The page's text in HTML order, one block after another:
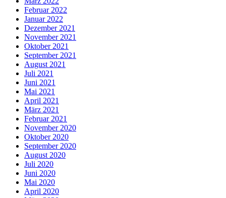
Februar 2022
Januar 2022
Dezember 2021
November 2021
Oktober 2021
September 2021
August 2021
Juli 2021
Juni 2021
Mai 2021
April 2021
März 2021
Februar 2021
November 2020
Oktober 2020
September 2020
August 2020
Juli 2020
Juni 2020
Mai 2020
April 2020